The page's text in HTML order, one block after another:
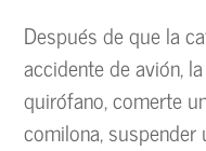
Después de que la
accidente de avión,
quirófano, comerte
comilona,